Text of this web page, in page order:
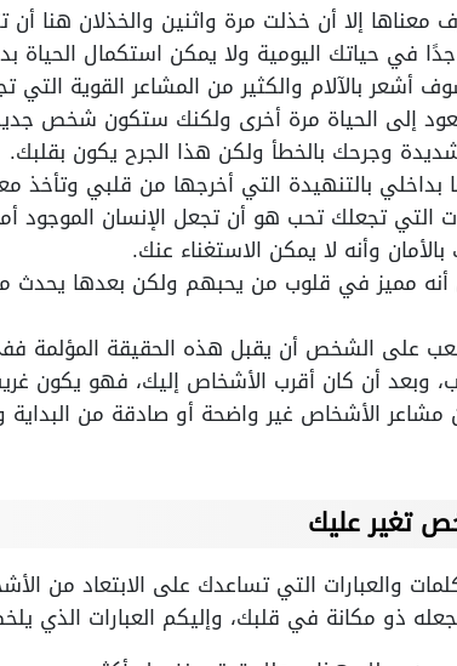
معناها إلا أن خذلت مرة واثنين والخذلان
في حياتك اليومية ولا يمكن استكمال الحياة
أشعر بالآلام والكثير من المشاعر القوية
إلى الحياة مرة أخرى ولكنك ستكون شخص
وجرحك بالخطأ ولكن هذا الجرح يكون بقلبك.
بداخلي بالتنهيدة التي أخرجها من قلبي وتأخذ
التي تجعلك تحب هو أن تجعل الإنسان الموجود
وأنه لا يمكن الاستغناء عنك.
مميز في قلوب من يحبهم ولكن بعدها يحدث
على الشخص أن يقبل هذه الحقيقة المؤلمة
وبعد أن كان أقرب الأشخاص إليك، فهو يكون
مشاعر الأشخاص غير واضحة أو صادقة من
تغير عليك
والعبارات التي تساعدك على الابتعاد من
تجعله ذو مكانة في قلبك، وإليكم العبارات